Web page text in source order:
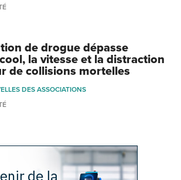
de drogue dépasse
la vitesse et la distraction
de collisions mortelles
DES ASSOCIATIONS